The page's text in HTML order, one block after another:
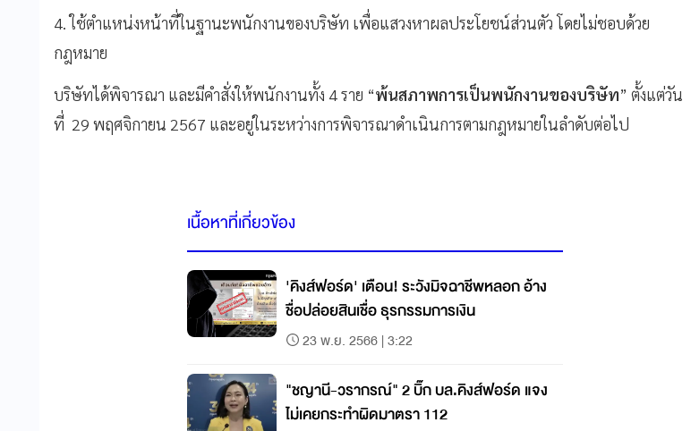
4. ใช้ตำแหน่งหน้าที่ในฐานะพนักงานของบริษัท เพื่อแสวงหาผลประโยชน์ส่วนตัว โดยไม่ชอบด้วย
กฎหมาย
บริษัทได้พิจารณา และมีคำสั่งให้พนักงานทั้ง 4 ราย “พ้นสภาพการเป็นพนักงานของบริษัท” ตั้งแต่วัน
ที่ 29 พฤศจิกายน 2567 และอยู่ในระหว่างการพิจารณาดำเนินการตามกฎหมายในลำดับต่อไป
เนื้อหาที่เกี่ยวข้อง
'คิงส์ฟอร์ด' เตือน! ระวังมิจฉาชีพหลอก อ้าง
ชื่อปล่อยสินเชื่อ ธุรกรรมการเงิน
23 พ.ย. 2566 | 3:22
"ชญานี-วรากรณ์" 2 บิ๊ก บล.คิงส์ฟอร์ด แจง
ไม่เคยกระทำผิดมาตรา 112